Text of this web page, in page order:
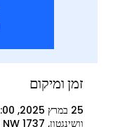
זמן ומיקום
25 במרץ 2025, 19:00 – 23:00